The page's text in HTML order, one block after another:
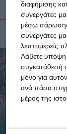
διαφήμισης
συνεργάτες
μέσω σάρωσης
συνεργάτες
λεπτομερείς
Λάβετε υπόψη
συγκατάθεσή
μόνο για
ανά πάσα
μέρος της